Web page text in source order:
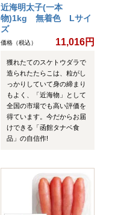
近海明太子(一本
物)1kg 無着色 Lサイ
ズ
価格（税込） 11,016円
獲れたてのスケトウダラで
造られたたらこは、粒がし
っかりしていて身の締まり
もよく、「近海物」として
全国の市場でも高い評価を
得ています。今だからお届
けできる「函館タナベ食
品」の自信作!